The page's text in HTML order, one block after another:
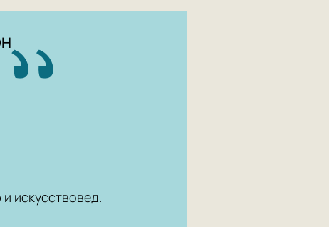
искусствовед.